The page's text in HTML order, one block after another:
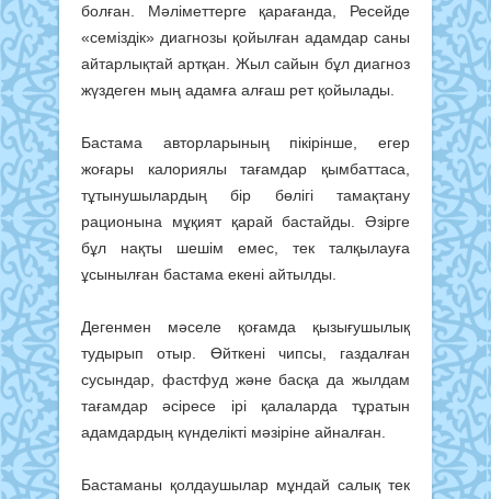
болған. Мәліметтерге қарағанда, Ресейде
«семіздік» диагнозы қойылған адамдар саны
айтарлықтай артқан. Жыл сайын бұл диагноз
жүздеген мың адамға алғаш рет қойылады.
Бастама авторларының пікірінше, егер
жоғары калориялы тағамдар қымбаттаса,
тұтынушылардың бір бөлігі тамақтану
рационына мұқият қарай бастайды. Әзірге
бұл нақты шешім емес, тек талқылауға
ұсынылған бастама екені айтылды.
Дегенмен мәселе қоғамда қызығушылық
тудырып отыр. Өйткені чипсы, газдалған
сусындар, фастфуд және басқа да жылдам
тағамдар әсіресе ірі қалаларда тұратын
адамдардың күнделікті мәзіріне айналған.
Бастаманы қолдаушылар мұндай салық тек